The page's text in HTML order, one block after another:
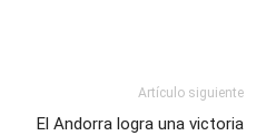
Artículo siguiente
El Andorra logra una victoria